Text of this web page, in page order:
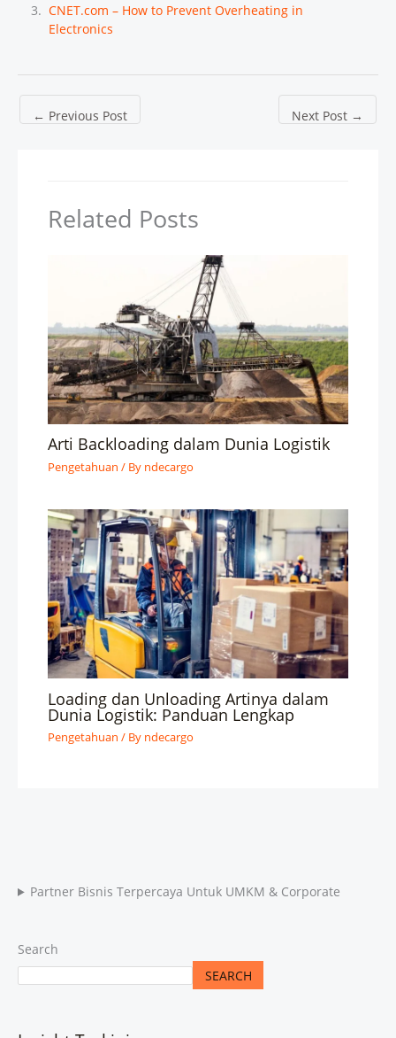
CNET.com – How to Prevent Overheating in
Electronics
← Previous Post Next Post →
Related Posts
Arti Backloading dalam Dunia Logistik
Pengetahuan / By ndecargo
Loading dan Unloading Artinya dalam
Dunia Logistik: Panduan Lengkap
Pengetahuan / By ndecargo
Partner Bisnis Terpercaya Untuk UMKM & Corporate
Search
SEARCH